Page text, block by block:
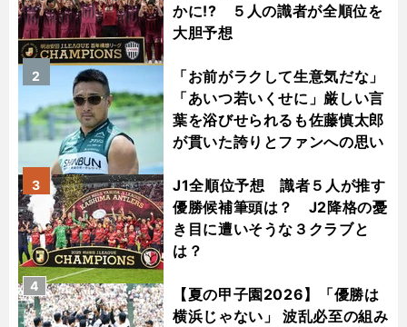
かに!? ５人の識者が全順位を
大胆予想
「お前がラクして生意気だな」
「あいつ若いくせに」厳しい言
葉を浴びせられるも佐藤慎太郎
が貫いた誇りとファンへの思い
2
J1全順位予想 識者５人が推す
優勝候補筆頭は？ J2降格の憂
き目に遭いそうな３クラブと
は？
3
【夏の甲子園2026】「優勝は
横浜じゃない」 波乱必至の組み
4